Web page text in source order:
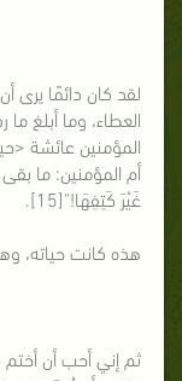
لقد كان دائمًا يرى
العطاء، وما أبلغ
المؤمنين عائشة
أم المؤمنين: ما
غَيْرَ كَتِفِهَا!"[15].
هذه كانت حياته،
ثم إني أحب أن أختم